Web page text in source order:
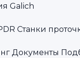
Станки
Документы